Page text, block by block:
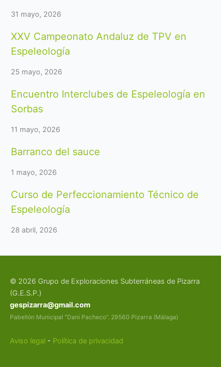
31 mayo, 2026
XXV Campeonato Andaluz de TPV en
Espeleología
25 mayo, 2026
Encuentro Interclubes de Espeleología en
Sorbas
11 mayo, 2026
Barranco del sauce
1 mayo, 2026
Curso de Perfeccionamiento Técnico de
Espeleología
28 abril, 2026
© 2026 Grupo de Exploraciones Subterráneas de Pizarra
(G.E.S.P.)
gespizarra@gmail.com
Pabellón Municipal "Dani Pacheco". 29560 Pizarra (Málaga)
Aviso legal - Política de privacidad